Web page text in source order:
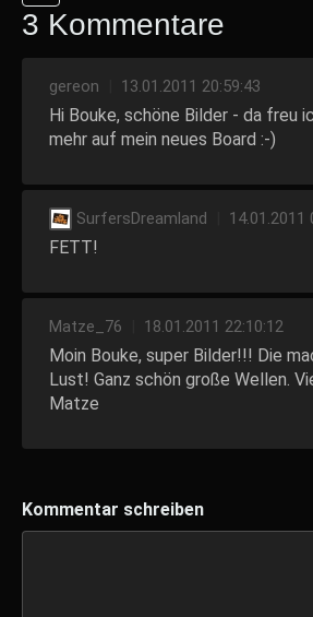
3 Kommentare
gereon 13.01.2011 20:59:43
Hi Bouke, schöne Bilder - da freu
mehr auf mein neues Board :-)
SurfersDreamland 14.01.2011
FETT!
Matze_76 18.01.2011 22:10:12
Moin Bouke, super Bilder!!! Die
Lust! Ganz schön große Wellen.
Matze
Kommentar schreiben